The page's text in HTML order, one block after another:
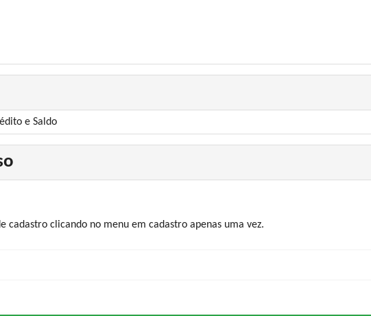
e Saldo
cadastro clicando no menu em cadastro apenas uma vez.